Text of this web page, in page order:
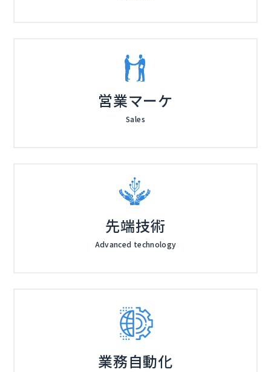
営業マーケ
Sales
先端技術
Advanced technology
業務自動化